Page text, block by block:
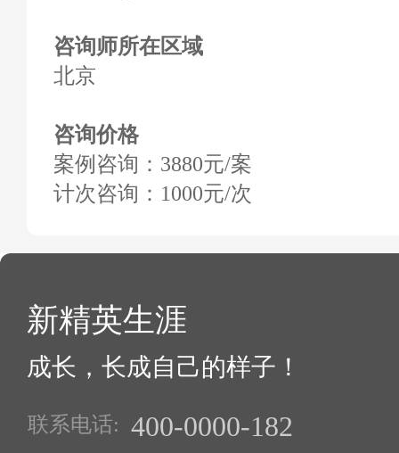
咨询师所在区域
北京
咨询价格
案例咨询：3880元/案
计次咨询：1000元/次
新精英生涯
成长，长成自己的样子！
联系电话: 400-0000-182